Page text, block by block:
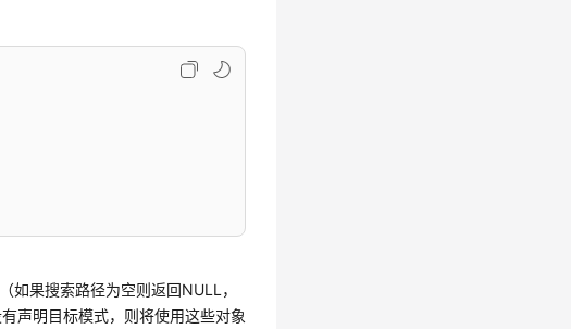
果搜索路径为空则返回NULL，
声明目标模式，则将使用这些对象